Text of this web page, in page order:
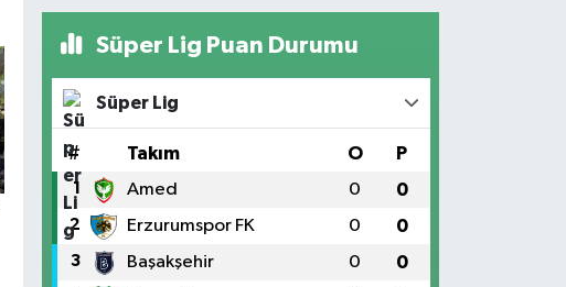
Süper Lig Puan Durumu
Süper Lig
# Takım O P
1 Amed 0 0
2 Erzurumspor FK 0 0
3 Başakşehir 0 0